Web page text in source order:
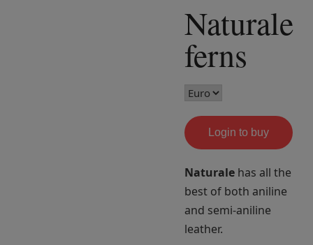
Naturale
ferns
Login to buy
Naturale has all the
best of both aniline
and semi-aniline
leather.